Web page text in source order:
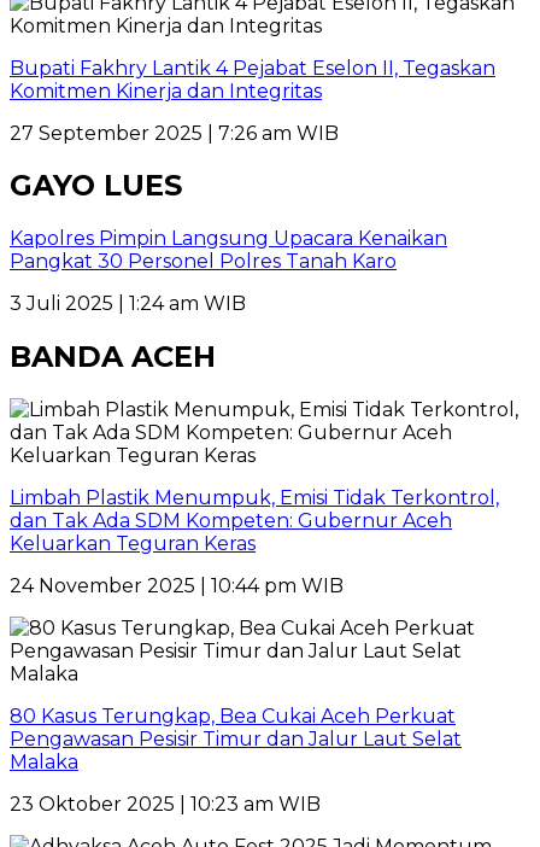
Bupati Fakhry Lantik 4 Pejabat Eselon II, Tegaskan
Komitmen Kinerja dan Integritas
27 September 2025 | 7:26 am WIB
GAYO LUES
Kapolres Pimpin Langsung Upacara Kenaikan
Pangkat 30 Personel Polres Tanah Karo
3 Juli 2025 | 1:24 am WIB
BANDA ACEH
Limbah Plastik Menumpuk, Emisi Tidak Terkontrol,
dan Tak Ada SDM Kompeten: Gubernur Aceh
Keluarkan Teguran Keras
24 November 2025 | 10:44 pm WIB
80 Kasus Terungkap, Bea Cukai Aceh Perkuat
Pengawasan Pesisir Timur dan Jalur Laut Selat
Malaka
23 Oktober 2025 | 10:23 am WIB